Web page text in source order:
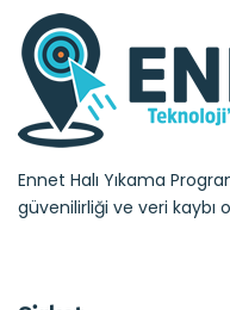
Ennet Halı Yıkama
güvenilirliği ve veri kaybı